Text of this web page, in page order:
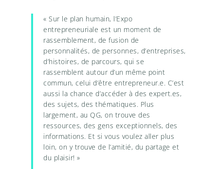
« Sur le plan humain, l’Expo
entrepreneuriale est un moment de
rassemblement, de fusion de
personnalités, de personnes, d’entreprises,
d’histoires, de parcours, qui se
rassemblent autour d’un même point
commun, celui d’être entrepreneur.e. C’est
aussi la chance d’accéder à des expert.es,
des sujets, des thématiques. Plus
largement, au QG, on trouve des
ressources, des gens exceptionnels, des
informations. Et si vous voulez aller plus
loin, on y trouve de l’amitié, du partage et
du plaisir! »